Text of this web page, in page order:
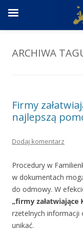
Przejdź
ARCHIWA
Firmy
najlepszą
Dodaj komentarz
Procedury w
w dokumentach
do odmowy. W
„firmy załatwiające
rzetelnych informacji
unikać.